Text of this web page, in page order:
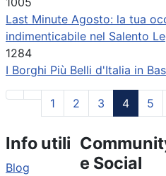
Last Minute Agosto: la tua
indimenticabile nel Salento
1284
I Borghi Più Belli d'Italia in
1 2 3 4 5
Info utili
Blog
e Social